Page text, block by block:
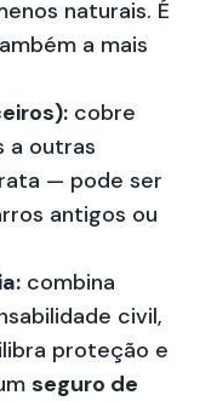
naturais. É
a mais
cobre
a outras
— pode ser
antigos ou
combina
civil,
proteção e
seguro de